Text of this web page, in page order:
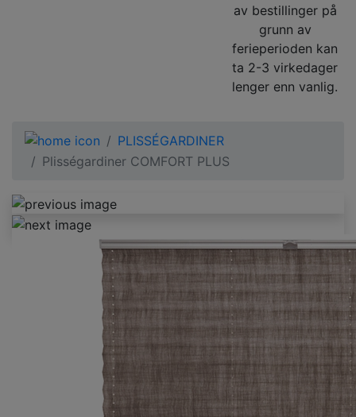
av bestillinger på
grunn av
ferieperioden kan
ta 2-3 virkedager
lenger enn vanlig.
PLISSÉGARDINER
Plisségardiner COMFORT PLUS